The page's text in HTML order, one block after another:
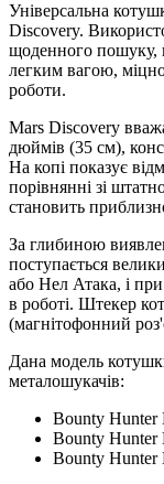
Універсальна
Discovery.
щоденного пошуку,
легким вагою,
роботи.
Mars Discovery
дюймів (35 см),
На копі показує
порівнянні зі
становить
За глибиною
поступається
або Нел Атака, і
в роботі. Штекер
(магнітофонний
Дана модель
металошукачів:
Bounty Hunter
Bounty Hunter
Bounty Hunter